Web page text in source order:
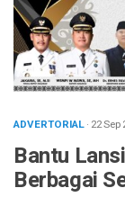
ADVERTORIAL· 22
Bantu
Berbagai